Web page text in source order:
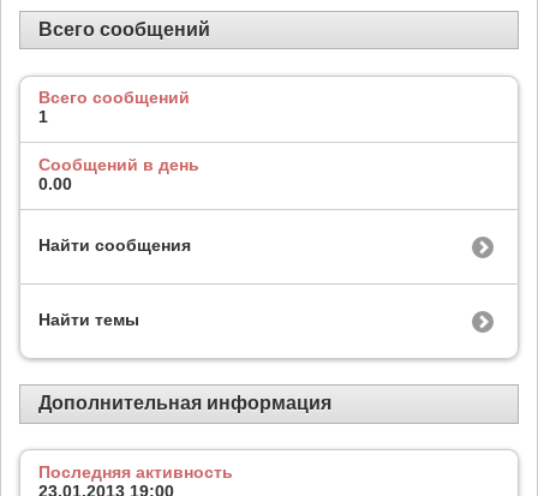
Всего сообщений
Всего сообщений
1
Сообщений в день
0.00
Найти сообщения
Найти темы
Дополнительная информация
Последняя активность
23.01.2013 19:00